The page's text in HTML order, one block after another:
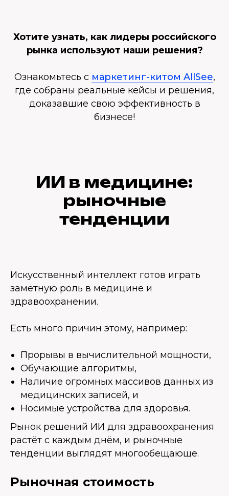
Хотите узнать, как лидеры российского
рынка используют наши решения?
Ознакомьтесь с маркетинг-китом AllSee,
где собраны реальные кейсы и решения,
доказавшие свою эффективность в
бизнесе!
ИИ в медицине:
рыночные
тенденции
Искусственный интеллект готов играть
заметную роль в медицине и
здравоохранении.
Есть много причин этому, например:
Прорывы в вычислительной мощности,
Обучающие алгоритмы,
Наличие огромных массивов данных из
медицинских записей, и
Носимые устройства для здоровья.
Рынок решений ИИ для здравоохранения
растёт с каждым днём, и рыночные
тенденции выглядят многообещающе.
Рыночная стоимость